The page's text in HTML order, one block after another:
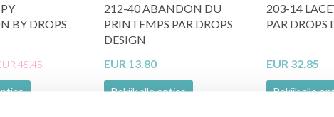
BY DROPS
45.45
212-40 ABANDON DU
PRINTEMPS PAR DROPS
DESIGN
EUR 13.80
Bekijk alle opties
203-14
PAR DROPS
EUR 32.85
Bekijk alle